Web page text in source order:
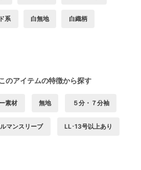
系 白無地 白織柄
のアイテムの特徴から探す
素材 無地 ５分・７分袖
ルマンスリーブ LL･13号以上あり